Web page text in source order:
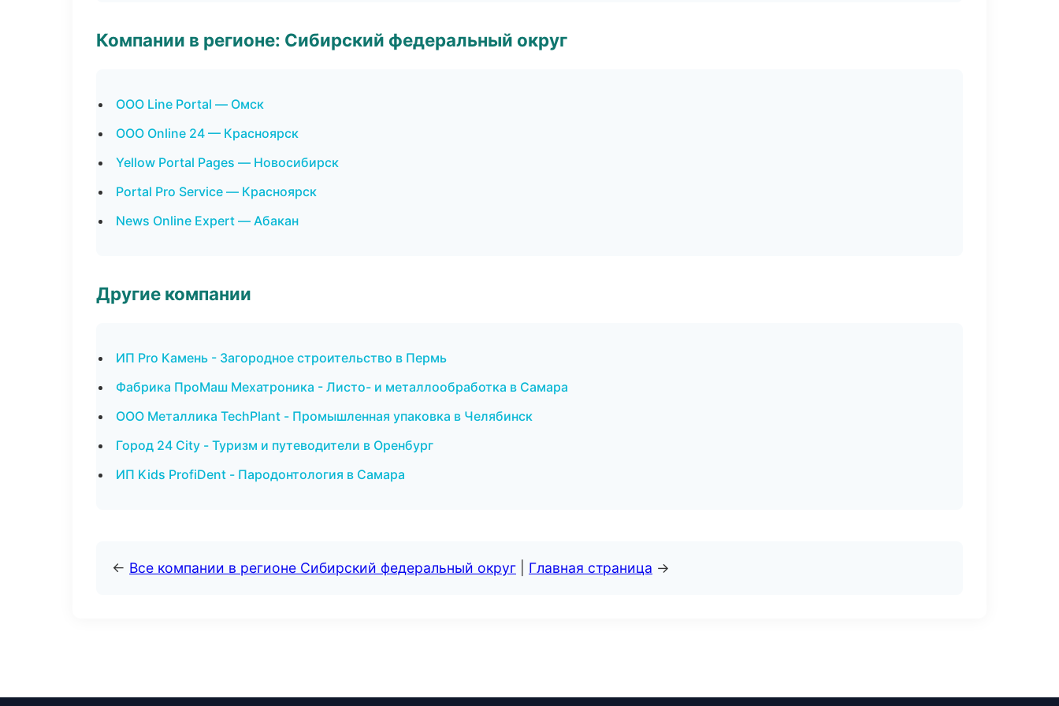
Компании в регионе: Сибирский федеральный округ
ООО Line Portal — Омск
ООО Online 24 — Красноярск
Yellow Portal Pages — Новосибирск
Portal Pro Service — Красноярск
News Online Expert — Абакан
Другие компании
ИП Pro Камень - Загородное строительство в Пермь
Фабрика ПроМаш Мехатроника - Листо- и металлообработка в Самара
ООО Металлика TechPlant - Промышленная упаковка в Челябинск
Город 24 City - Туризм и путеводители в Оренбург
ИП Kids ProfiDent - Пародонтология в Самара
← Все компании в регионе Сибирский федеральный округ Главная страница →